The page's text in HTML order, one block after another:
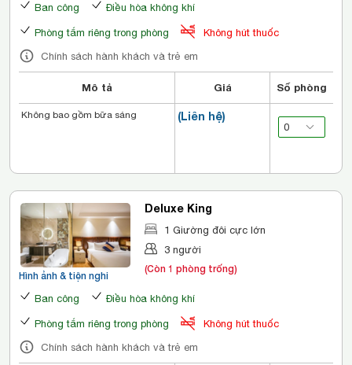
Ban công Điều hòa không khí
Phòng tắm riêng trong phòng
Không hút thuốc
Chính sách hành khách và trẻ em
Mô tả Giá Số phòng
(Liên hệ)
Không bao gồm bữa sáng
Hình ảnh & tiện nghi
Deluxe King
1 Giường đôi cực lớn
3 người
(Còn 1 phòng trống)
Ban công Điều hòa không khí
Phòng tắm riêng trong phòng
Không hút thuốc
Chính sách hành khách và trẻ em